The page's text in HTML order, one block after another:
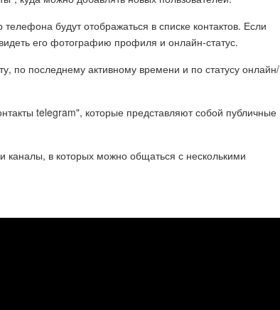
будут отображаться в списке контактов. Если
его фотографию профиля и онлайн-статус.
по последнему активному времени и по статусу онлайн/
telegram", которые представляют собой публичные
каналы, в которых можно общаться с несколькими